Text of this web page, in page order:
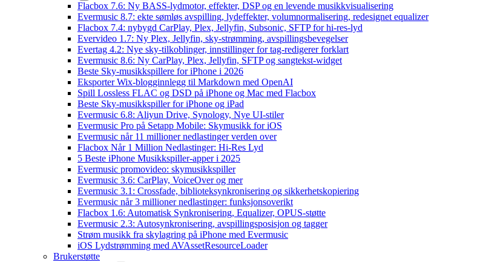
Flacbox 7.6: Ny BASS-lydmotor, effekter, DSP og en levende musikkvisualisering
Evermusic 8.7: ekte sømløs avspilling, lydeffekter, volumnormalisering, redesignet equalizer
Flacbox 7.4: nybygd CarPlay, Plex, Jellyfin, Subsonic, SFTP for hi-res-lyd
Evervideo 1.7: Ny Plex, Jellyfin, sky-strømming, avspillingsbevegelser
Evertag 4.2: Nye sky-tilkoblinger, innstillinger for tag-redigerer forklart
Evermusic 8.6: Ny CarPlay, Plex, Jellyfin, SFTP og sangtekst-widget
Beste Sky-musikkspillere for iPhone i 2026
Eksporter Wix-blogginnlegg til Markdown med OpenAI
Spill Lossless FLAC og DSD på iPhone og Mac med Flacbox
Beste Sky-musikkspiller for iPhone og iPad
Evermusic 6.8: Aliyun Drive, Synology, Nye UI-stiler
Evermusic Pro på Setapp Mobile: Skymusikk for iOS
Evermusic når 11 millioner nedlastinger verden over
Flacbox Når 1 Million Nedlastinger: Hi-Res Lyd
5 Beste iPhone Musikkspiller-apper i 2025
Evermusic promovideo: skymusikkspiller
Evermusic 3.6: CarPlay, VoiceOver og mer
Evermusic 3.1: Crossfade, biblioteksynkronisering og sikkerhetskopiering
Evermusic når 3 millioner nedlastinger: funksjonsoverikt
Flacbox 1.6: Automatisk Synkronisering, Equalizer, OPUS-støtte
Evermusic 2.3: Autosynkronisering, avspillingsposisjon og tagger
Strøm musikk fra skylagring på iPhone med Evermusic
iOS Lydstrømming med AVAssetResourceLoader
Brukerstøtte